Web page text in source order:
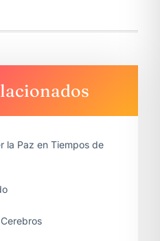
la Paz en Tiempos de